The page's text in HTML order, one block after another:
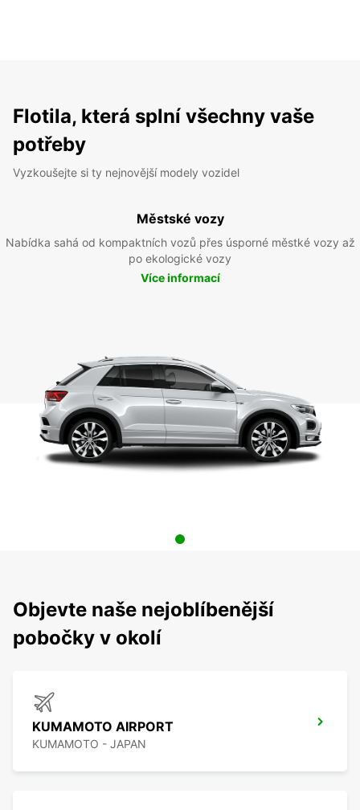
Flotila, která splní všechny vaše
potřeby
Vyzkoušejte si ty nejnovější modely vozidel
Městské vozy
Nabídka sahá od kompaktních vozů přes úsporné městké vozy až
po ekologické vozy
Více informací
Objevte naše nejoblíbenější
pobočky v okolí
KUMAMOTO AIRPORT
KUMAMOTO - JAPAN